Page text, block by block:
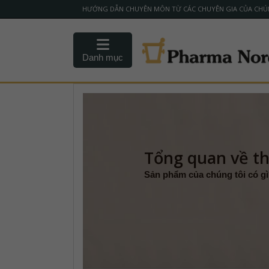
HƯỚNG DẪN CHUYÊN MÔN TỪ CÁC CHUYÊN GIA CỦA
Danh mục
Tổng quan về
Sản phẩm của chúng tôi có